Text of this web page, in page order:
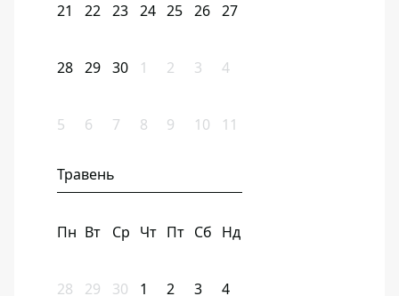
21 22 23 24 25 26 27
28 29 30 1 2 3 4
5 6 7 8 9 10 11
Травень
Пн Вт Ср Чт Пт Сб Нд
28 29 30 1 2 3 4